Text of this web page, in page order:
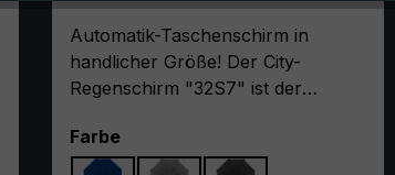
Automatik-Taschenschirm in
handlicher Größe! Der City-
Regenschirm "32S7" ist der
Taschenschirm, der Damen und
Herren verlässlich an
Farbeauswählen